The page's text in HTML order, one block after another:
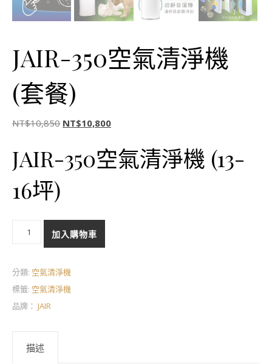
JAIR-350空氣清淨機
(套餐)
NT$10,850 原始價格：NT$10,850。
NT$10,800目前價格：NT$10,800。
JAIR-350空氣清淨機 (13-
16坪)
加入購物車
分類: 空氣清淨機
標籤: 空氣清淨機
品牌： JAIR
描述